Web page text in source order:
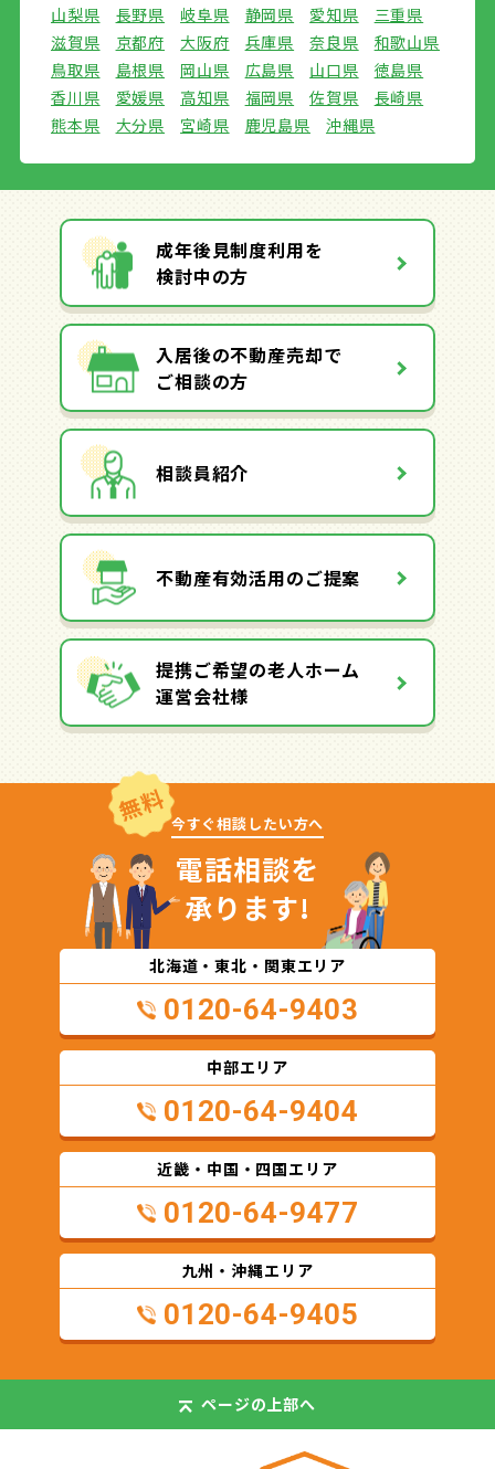
山梨県
長野県 岐阜県 静岡県 愛知県
三重県
滋賀県
京都府 大阪府 兵庫県 奈良県
和歌山県
鳥取県
島根県 岡山県 広島県 山口県
徳島県
香川県
愛媛県 高知県 福岡県 佐賀県
長崎県
熊本県
大分県 宮崎県 鹿児島県 沖縄県
成年後見制度利用を
検討中の方
入居後の不動産売却で
ご相談の方
相談員紹介
不動産有効活用のご提案
提携ご希望の老人ホーム
運営会社様
無料 今すぐ相談したい方へ
電話相談を
承ります!
北海道・東北・関東エリア
0120-64-9403
中部エリア
0120-64-9404
近畿・中国・四国エリア
0120-64-9477
九州・沖縄エリア
0120-64-9405
ページの上部へ